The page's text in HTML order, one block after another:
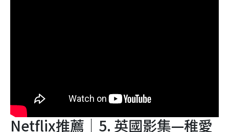
Netflix推薦｜5. 英國影集—稚愛